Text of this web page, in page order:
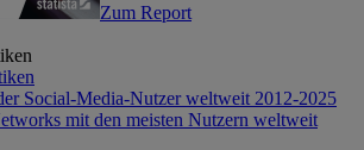
Zum Report
Social-Media-Nutzer weltweit 2012-2025
mit den meisten Nutzern weltweit